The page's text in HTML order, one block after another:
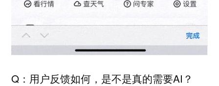
Q：用户反馈如何，是不是真的需要AI？